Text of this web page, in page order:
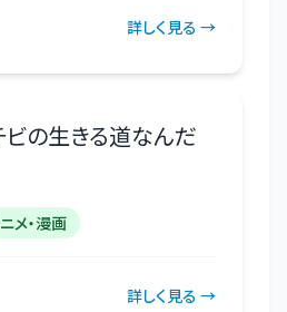
詳しく見る →
ビの生きる道なんだ
メ・漫画
詳しく見る →